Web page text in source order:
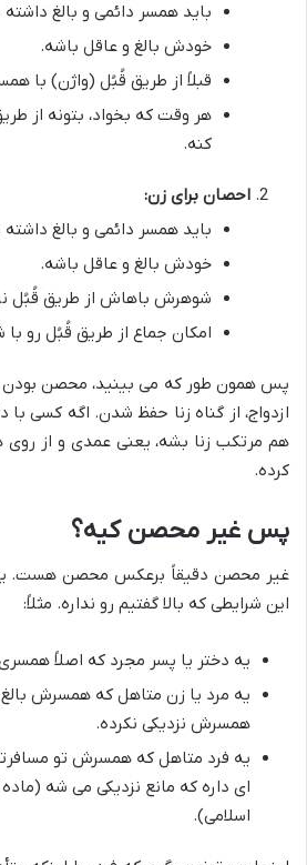
باید همسر دائمی و بالغ
خودش بالغ و عاقل باشه.
قبلاً از طریق قُبُل (واژن) با
هر وقت که بخواد، بتونه از
کنه.
احصان برای زن:
باید همسر دائمی و بالغ
خودش بالغ و عاقل باشه.
شوهرش باهاش از طریق قُبُل
امکان جماع از طریق قُبُل رو
پس همون طور که می بینید، محصن بودن
ازدواج، از گناه زنا حفظ شدن. اگه کسی با
هم مرتکب زنا بشه، یعنی عمدی و از روی
کرده.
پس غیر محصن کیه؟
غیر محصن دقیقاً برعكس محصن هست.
این شرایطی که بالا گفتیم رو نداره. مثلاً:
یه دختر یا پسر مجرد که اصلاً همسری
یه مرد یا زن متاهل که همسرش
همسرش نزدیکی نکرده.
یه فرد متاهل که همسرش تو
اسلامی).